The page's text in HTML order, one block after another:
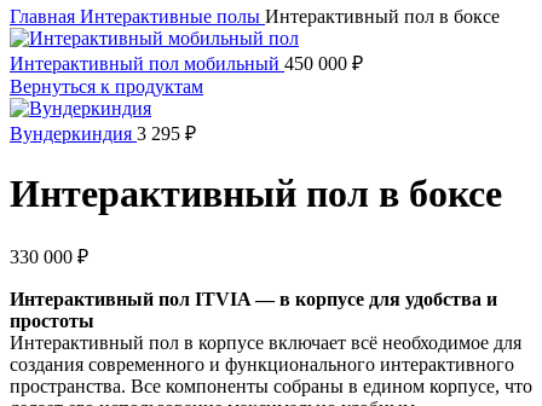
Главная Интерактивные полы Интерактивный пол в боксе
Интерактивный пол мобильный 450 000 ₽
Вернуться к продуктам
Вундеркиндия 3 295 ₽
Интерактивный пол в боксе
330 000 ₽
Интерактивный пол ITVIA — в корпусе для удобства и
простоты
Интерактивный пол в корпусе включает всё необходимое для
создания современного и функционального интерактивного
пространства. Все компоненты собраны в едином корпусе, что